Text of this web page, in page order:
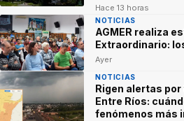
Hace 13 horas
NOTICIAS
AGMER realiza
Extraordinario:
Ayer
NOTICIAS
Rigen alertas
Entre Ríos:
fenómenos más